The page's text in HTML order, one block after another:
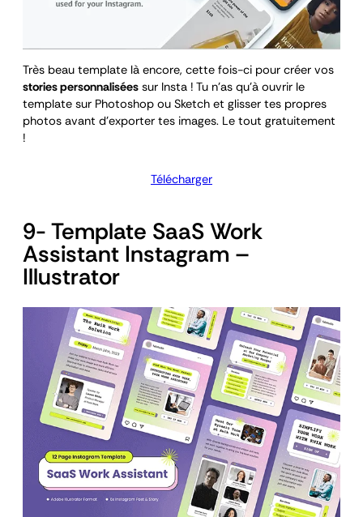
Très beau template là encore, cette fois-ci pour créer vos
stories personnalisées sur Insta ! Tu n’as qu’à ouvrir le
template sur Photoshop ou Sketch et glisser tes propres
photos avant d’exporter tes images. Le tout gratuitement
!
Télécharger
9- Template SaaS Work
Assistant Instagram –
Illustrator